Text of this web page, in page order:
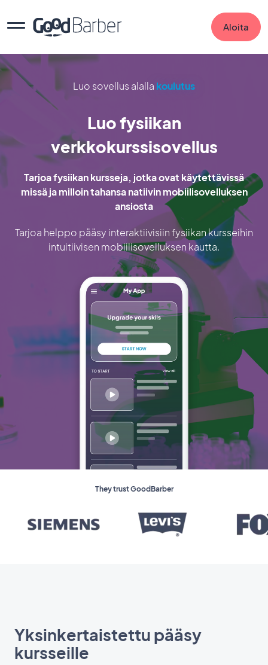
Aloita
Luo sovellus alalla koulutus
Luo fysiikan
verkkokurssisovellus
Tarjoa fysiikan kursseja, jotka ovat käytettävissä
missä ja milloin tahansa natiivin mobiilisovelluksen
ansiosta
Tarjoa helppo pääsy interaktiivisiin fysiikan kursseihin
intuitiivisen mobiilisovelluksen kautta.
They trust GoodBarber
Yksinkertaistettu pääsy
kursseille